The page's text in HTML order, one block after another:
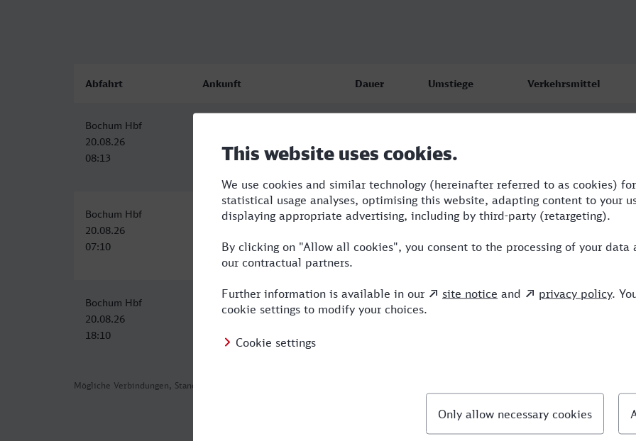
Mögliche Verbindungen, Stand: 2026-08-06 06:04
Abfahrt Ankunft Dauer Umstiege Verkehrsmittel
Bochum Hbf
20.08.26
08:13
15:03
Bochum Hbf
20.08.26
07:10
Westerland (Sylt)
14:34
7:24 3 NBE,RE,ICE
Bochum Hbf
20.08.26
18:10
Westerland (Sylt)
06:04
NBE,RE,ICE